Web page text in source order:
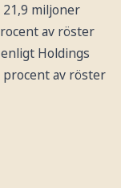
21,9 miljoner
av röster
Holdings
procent av röster